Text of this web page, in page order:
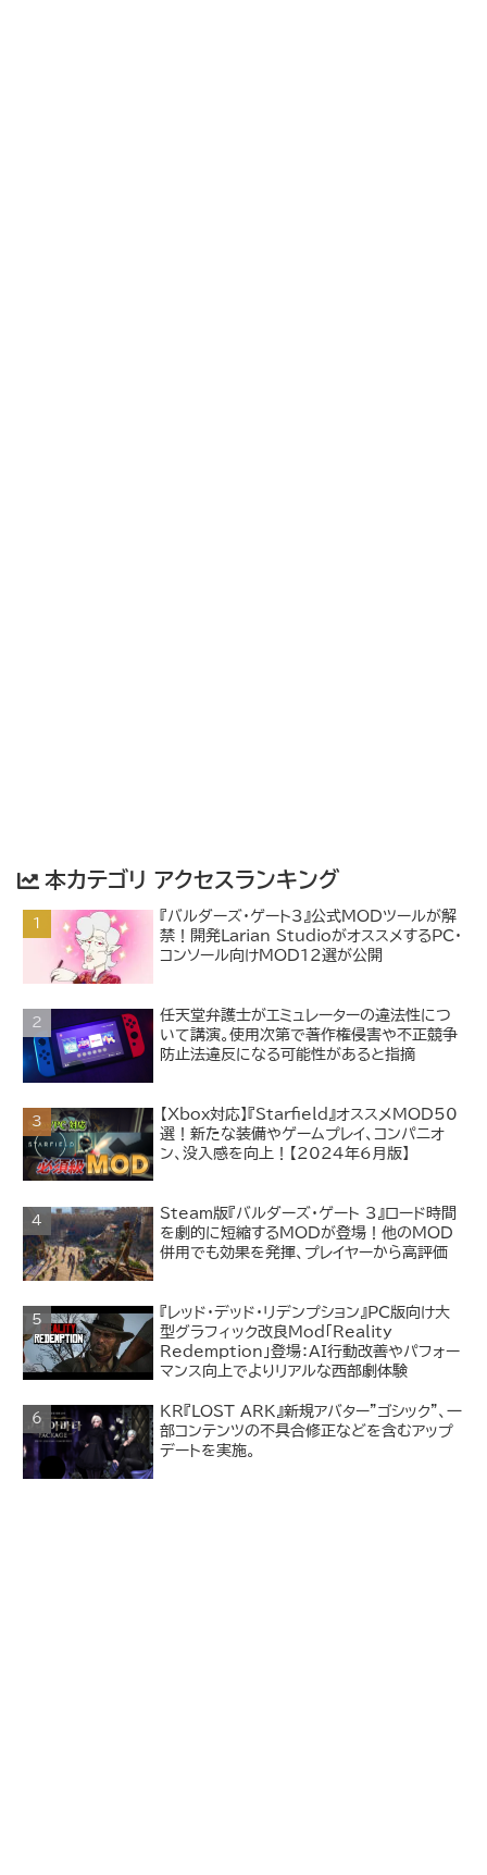
本カテゴリ アクセスランキング
『バルダーズ・ゲート3』公式MODツールが解
禁！開発Larian StudioがオススメするPC・
コンソール向けMOD12選が公開
任天堂弁護士がエミュレーターの違法性につ
いて講演。使用次第で著作権侵害や不正競争
防止法違反になる可能性があると指摘
【Xbox対応】『Starfield』オススメMOD50
選！新たな装備やゲームプレイ、コンパニオ
ン、没入感を向上！【2024年6月版】
Steam版『バルダーズ・ゲート 3』ロード時間
を劇的に短縮するMODが登場！他のMOD
併用でも効果を発揮、プレイヤーから高評価
『レッド・デッド・リデンプション』PC版向け大
型グラフィック改良Mod「Reality
Redemption」登場：AI行動改善やパフォー
マンス向上でよりリアルな西部劇体験
KR『LOST ARK』新規アバター"ゴシック"、一
部コンテンツの不具合修正などを含むアップ
デートを実施。